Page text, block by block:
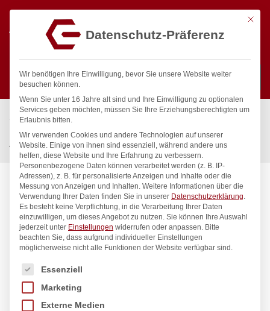
Suchen
Start / Gastronomiebedarf & Gastro Geräte für Profis
Präsentation
Tabletts
Antirutsch-Serviertablett, rund, HENDI, ø410x(H)20mm
Mit
Datenschutz-Präferenz
Wir benötigen Ihre Einwilligung, bevor Sie unsere Website weiter
besuchen können.
Wenn Sie unter 16 Jahre alt sind und Ihre Einwilligung zu optionalen
Services geben möchten, müssen Sie Ihre Erziehungsberechtigten um
Erlaubnis bitten.
Wir verwenden Cookies und andere Technologien auf unserer
Website. Einige von ihnen sind essenziell, während andere uns
helfen, diese Website und Ihre Erfahrung zu verbessern.
Personenbezogene Daten können verarbeitet werden (z. B. IP-
Adressen), z. B. für personalisierte Anzeigen und Inhalte oder die
Messung von Anzeigen und Inhalten. Weitere Informationen über die
Verwendung Ihrer Daten finden Sie in unserer Datenschutzerklärung.
Es besteht keine Verpflichtung, in die Verarbeitung Ihrer Daten
einzuwilligen, um dieses Angebot zu nutzen. Sie können Ihre Auswahl
jederzeit unter Einstellungen widerrufen oder anpassen. Bitte
beachten Sie, dass aufgrund individueller Einstellungen
möglicherweise nicht alle Funktionen der Website verfügbar sind.
Es folgt eine Liste der Service-Gruppen, für die eine
Essenziell
Marketing
Externe Medien